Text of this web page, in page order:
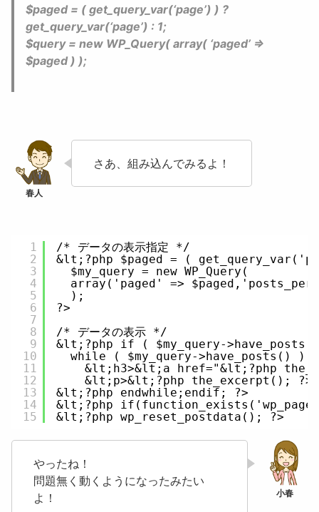
$paged = ( get_query_var(‘page’) ) ?
get_query_var(‘page’) : 1;
$query = new WP_Query( array( ‘paged’ =>
$paged ) );
さあ、組み込んでみるよ！
1
2
3
4
5
6
7
8
9
10
11
12
13
14
15
/* データの表示指定 */
&lt;?php $paged = (
$my_query = new WP_Query(
array('paged' =>
);
?>
/* データの表示 */
&lt;?php if ( $my_query-
while ( $my_query->have_posts() )
&lt;h3>&lt;a href="&lt;?php
&lt;p>&lt;?php the_excerpt();
&lt;?php endwhile;endif; ?>
&lt;?php
&lt;?php wp_reset_postdata(); ?>
やったね！
問題無く動くようになったみたい
よ！